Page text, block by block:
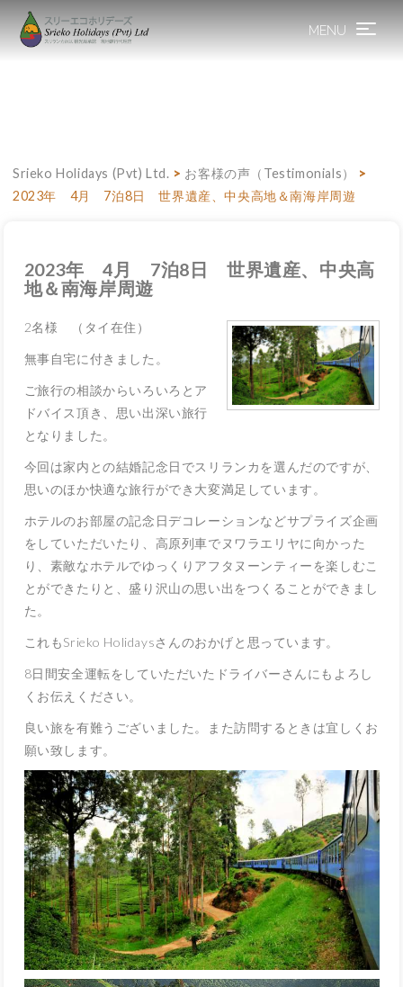
MENU Toggle
Srieko Holidays (Pvt) Ltd. > お客様の声（Testimonials）
>
2023年 4月 7泊8日 世界遺産、中央高地＆南海岸周遊
2023年 4月 7泊8日 世界遺産、中央高
地＆南海岸周遊
2名様 （タイ在住）
無事自宅に付きました。
ご旅行の相談からいろいろとア
ドバイス頂き、思い出深い旅行
となりました。
今回は家内との結婚記念日でスリランカを選んだのですが、
思いのほか快適な旅行ができ大変満足しています。
ホテルのお部屋の記念日デコレーションなどサプライズ企画
をしていただいたり、高原列車でヌワラエリヤに向かった
り、素敵なホテルでゆっくりアフタヌーンティーを楽しむこ
とができたりと、盛り沢山の思い出をつくることができまし
た。
これもSrieko Holidaysさんのおかげと思っています。
8日間安全運転をしていただいたドライバーさんにもよろし
くお伝えください。
良い旅を有難うございました。また訪問するときは宜しくお
願い致します。